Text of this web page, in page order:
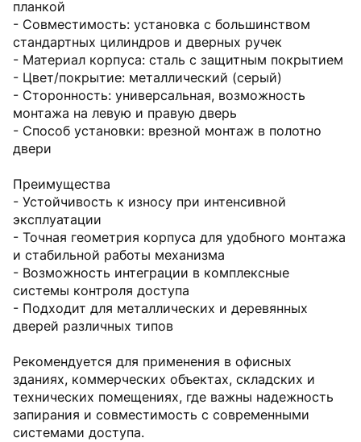
планкой
- Совместимость: установка с большинством
стандартных цилиндров и дверных ручек
- Материал корпуса: сталь с защитным покрытием
- Цвет/покрытие: металлический (серый)
- Сторонность: универсальная, возможность
монтажа на левую и правую дверь
- Способ установки: врезной монтаж в полотно
двери
Преимущества
- Устойчивость к износу при интенсивной
эксплуатации
- Точная геометрия корпуса для удобного монтажа
и стабильной работы механизма
- Возможность интеграции в комплексные
системы контроля доступа
- Подходит для металлических и деревянных
дверей различных типов
Рекомендуется для применения в офисных
зданиях, коммерческих объектах, складских и
технических помещениях, где важны надежность
запирания и совместимость с современными
системами доступа.